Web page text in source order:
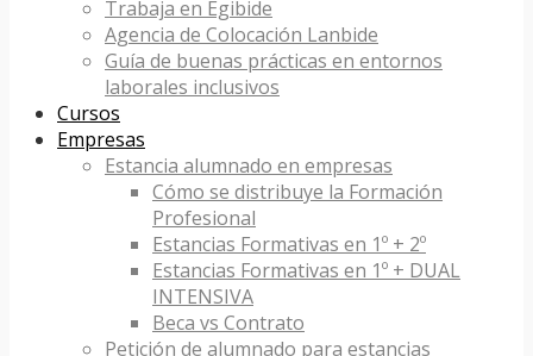
Trabaja en Egibide
Agencia de Colocación Lanbide
Guía de buenas prácticas en entornos
laborales inclusivos
Cursos
Empresas
Estancia alumnado en empresas
Cómo se distribuye la Formación
Profesional
Estancias Formativas en 1º + 2º
Estancias Formativas en 1º + DUAL
INTENSIVA
Beca vs Contrato
Petición de alumnado para estancias